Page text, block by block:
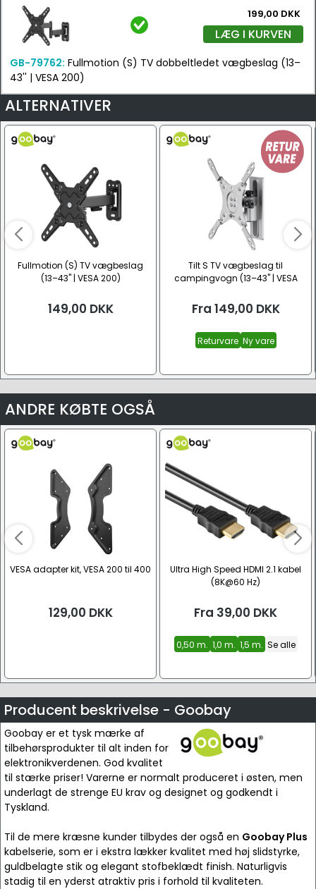
199,00 DKK
LÆG I KURVEN
GB-79762: Fullmotion (S) TV dobbeltledet vægbeslag (13–
43'' | VESA 200)
ALTERNATIVER
Fullmotion (S) TV vægbeslag
(13–43" | VESA 200)
149,00 DKK
Tilt S TV vægbeslag til
campingvogn (13–43" | VESA
Fra 149,00 DKK
Returvare Ny vare
ANDRE KØBTE OGSÅ
VESA adapter kit, VESA 200 til 400
129,00 DKK
Ultra High Speed HDMI 2.1 kabel
(8K@60 Hz)
Fra 39,00 DKK
0,50 m. 1,0 m. 1,5 m. Se alle
Producent beskrivelse - Goobay
Goobay er et tysk mærke af
tilbehørsprodukter til alt inden for
elektronikverdenen. God kvalitet
til stærke priser! Varerne er normalt produceret i østen, men
underlagt de strenge EU krav og designet og godkendt i
Tyskland.
Til de mere kræsne kunder tilbydes der også en Goobay Plus
kabelserie, som er i ekstra lækker kvalitet med høj slidstyrke,
guldbelagte stik og elegant stofbeklædt finish. Naturligvis
stadig til en yderst atraktiv pris i forhold til kvaliteten.